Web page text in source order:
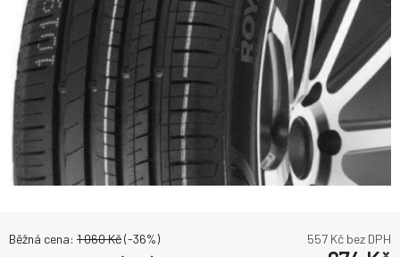
Běžná cena: 1 060Kč(-36%) 557 Kč bez DPH